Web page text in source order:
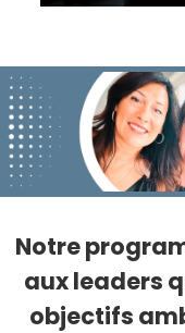
Notre
aux leaders
objectifs